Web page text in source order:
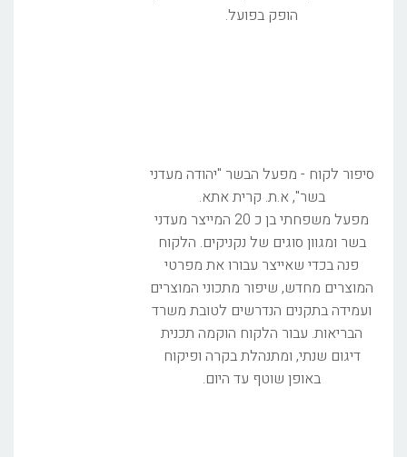
הופק בפועל.
סיפור לקוח - מפעל הבשר "יהודה מעדני
בשר", א.ת. קרית אתא.
מפעל משפחתי בן כ 20 המייצר מעדני
בשר ומגוון סוגים של נקניקים. הלקוח
פנה בכדי שאייצר עבורו את מפרטי
המוצרים מחדש, שיפור מתכוני המוצרים
ועמידה בתקנים הנדרשים לטובת משרד
הבריאות. עבור הלקוח הוקמה תכנית
דיגום שנתי, ומתנהלת בקרה ופיקוח
באופן שוטף עד היום.